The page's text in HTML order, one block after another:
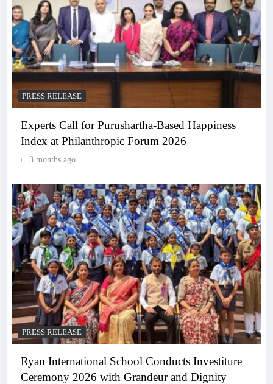
PRESS RELEASE
Experts Call for Purushartha-Based Happiness
Index at Philanthropic Forum 2026
3 months ago
PRESS RELEASE
Ryan International School Conducts Investiture
Ceremony 2026 with Grandeur and Dignity